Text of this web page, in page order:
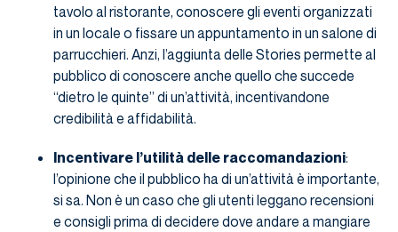
tavolo al ristorante, conoscere gli eventi organizzati
in un locale o fissare un appuntamento in un salone di
parrucchieri. Anzi, l’aggiunta delle Stories permette al
pubblico di conoscere anche quello che succede
“dietro le quinte” di un’attività, incentivandone
credibilità e affidabilità.
Incentivare l’utilità delle raccomandazioni:
l’opinione che il pubblico ha di un’attività è importante,
si sa. Non è un caso che gli utenti leggano recensioni
e consigli prima di decidere dove andare a mangiare